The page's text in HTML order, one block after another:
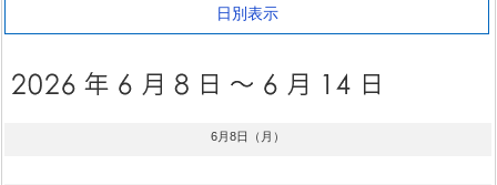
日別表示
6月8日（月）